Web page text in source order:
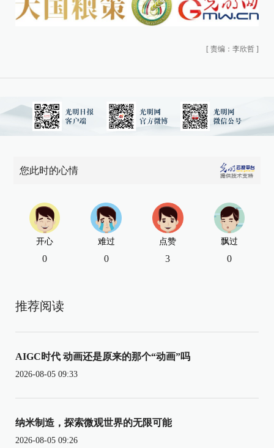
[ 责编：李欣哲 ]
您此时的心情
开心
0
难过
0
点赞
3
飘过
0
推荐阅读
AIGC时代 动画还是原来的那个“动画”吗
2026-08-05 09:33
纳米制造，探索微观世界的无限可能
2026-08-05 09:26